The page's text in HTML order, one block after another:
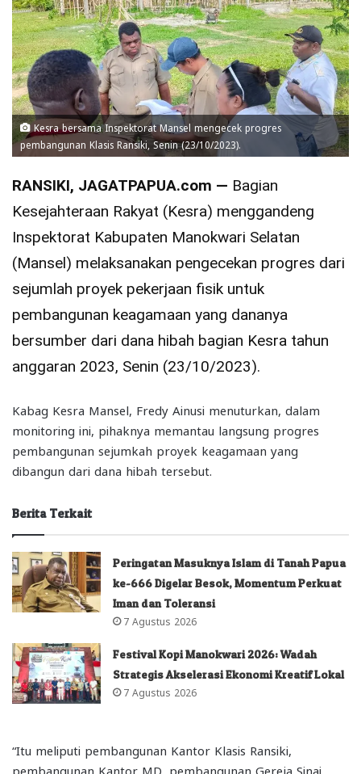
Kesra bersama Inspektorat Mansel mengecek progres
pembangunan Klasis Ransiki, Senin (23/10/2023).
RANSIKI, JAGATPAPUA.com — Bagian
Kesejahteraan Rakyat (Kesra) menggandeng
Inspektorat Kabupaten Manokwari Selatan
(Mansel) melaksanakan pengecekan progres dari
sejumlah proyek pekerjaan fisik untuk
pembangunan keagamaan yang dananya
bersumber dari dana hibah bagian Kesra tahun
anggaran 2023, Senin (23/10/2023).
Kabag Kesra Mansel, Fredy Ainusi menuturkan, dalam
monitoring ini, pihaknya memantau langsung progres
pembangunan sejumkah proyek keagamaan yang
dibangun dari dana hibah tersebut.
Berita Terkait
Peringatan Masuknya Islam di Tanah Papua
ke-666 Digelar Besok, Momentum Perkuat
Iman dan Toleransi
7 Agustus 2026
Festival Kopi Manokwari 2026: Wadah
Strategis Akselerasi Ekonomi Kreatif Lokal
7 Agustus 2026
“Itu meliputi pembangunan Kantor Klasis Ransiki,
pembangunan Kantor MD, pembangunan Gereja Sinai